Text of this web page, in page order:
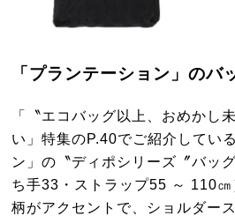
「プランテーション」のバ
「〝エコバッグ以上、おめかし
い」特集のP.40でご紹介してい
ン」の〝ディポシリーズ〞バッ
ち手33・ストラップ55 ～ 110㎝
柄がアクセントで、ショルダー